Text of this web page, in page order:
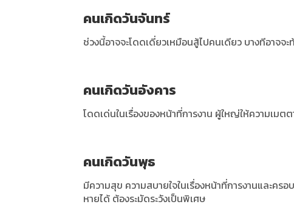
คนเกิดวันจันทร์
ช่วงนี้อาจจะโดดเดี่ยวเหมือนสู้ไปคนเดียว บางทีอาจจ
คนเกิดวันอังคาร
โดดเด่นในเรื่องของหน้าที่การงาน ผู้ใหญ่ให้ความเมต
คนเกิดวันพุธ
มีความสุข ความสบายใจในเรื่องหน้าที่การงานและคร
หายได้ ต้องระมัดระวังเป็นพิเศษ